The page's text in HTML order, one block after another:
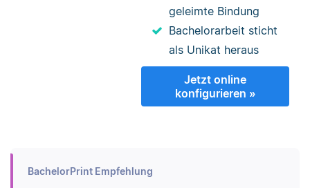
geleimte Bindung
Bachelorarbeit sticht
als Unikat heraus
Jetzt online
konfigurieren »
BachelorPrint Empfehlung